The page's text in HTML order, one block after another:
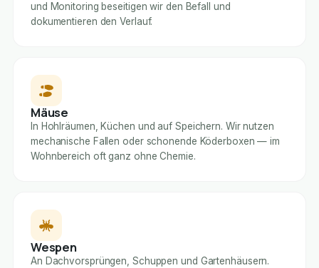
und Monitoring beseitigen wir den Befall und
dokumentieren den Verlauf.
Mäuse
In Hohlräumen, Küchen und auf Speichern. Wir nutzen
mechanische Fallen oder schonende Köderboxen — im
Wohnbereich oft ganz ohne Chemie.
Wespen
An Dachvorsprüngen, Schuppen und Gartenhäusern.